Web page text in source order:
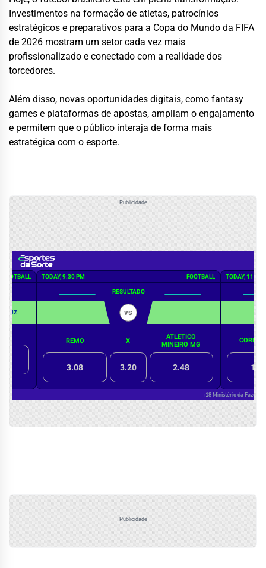
Investimentos na formação de atletas, patrocínios
estratégicos e preparativos para a Copa do Mundo da FIFA
de 2026 mostram um setor cada vez mais
profissionalizado e conectado com a realidade dos
torcedores.
Além disso, novas oportunidades digitais, como fantasy
games e plataformas de apostas, ampliam o engajamento
e permitem que o público interaja de forma mais
estratégica com o esporte.
Publicidade
Publicidade